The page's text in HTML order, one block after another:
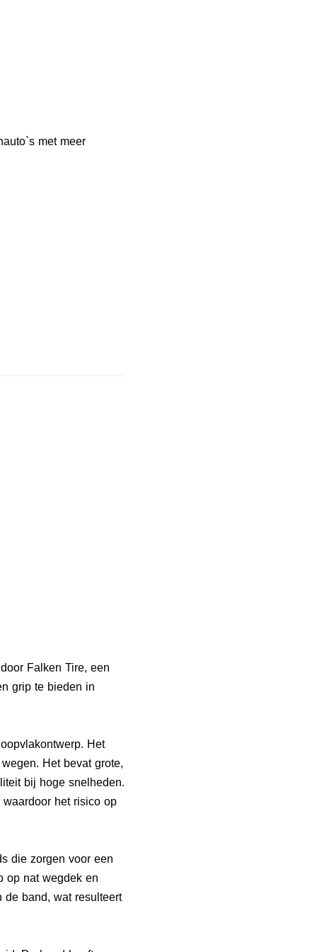
met meer
Falken Tire, een
grip te bieden in
Het
Het bevat grote,
bij hoge snelheden.
het risico op
die zorgen voor een
op nat wegdek en
de band, wat resulteert